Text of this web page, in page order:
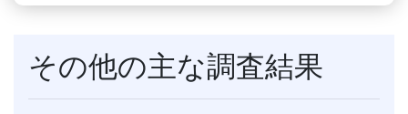
その他の主な調査結果